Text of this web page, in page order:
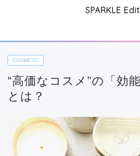
SPARKLE
COSMETIC
“高価なコスメ”の「効
とは？